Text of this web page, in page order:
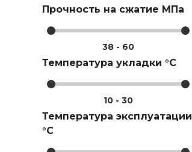
Прочность на сжатие МПа
38 - 60
Температура укладки °C
10 - 30
Температура эксплуатации
°C